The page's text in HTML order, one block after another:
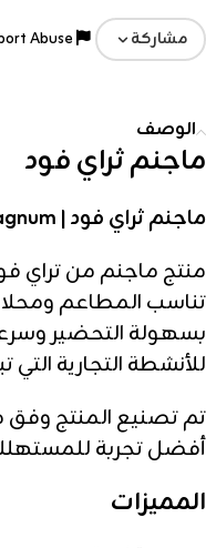
مشاركة
الوصف
ماجنم ثراي فود
ماجنم ثراي فود | Try Food Magnum للجملة والتوزيع
منتج ماجنم من تراي
تناسب المطاعم
بسهولة التحضير وسرعة
للأنشطة التجارية
تم تصنيع المنتج وفق
أفضل تجربة
المميزات